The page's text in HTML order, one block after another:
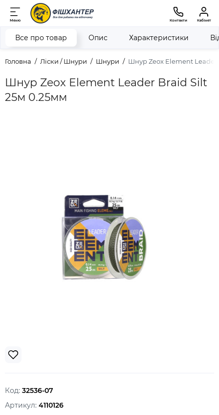
Меню Контакти Кабінет
Головна Ліски / Шнури Шнури Шнур Zeox Element Leader
Шнур Zeox Element Leader Braid Silt
25м 0.25мм
Все про товар Опис Характеристики
Код: 32536-07
Артикул: 4110126